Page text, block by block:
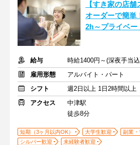
【すき家の店
オーダーで簡
2h～プライベ
給与
時給1400円～(深夜手当
雇用形態
アルバイト・パート
シフト
週2日以上 1日2時間以上
アクセス
中津駅
徒歩8分
短期（3ヶ月以内OK） 大学生歓迎
副業・
シルバー歓迎
未経験者歓迎